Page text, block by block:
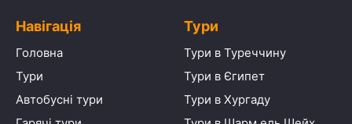
Навігація
Головна
Тури
Автобусні тури
Тури
Тури в Туреччину
Тури в Єгипет
Тури в Хургаду